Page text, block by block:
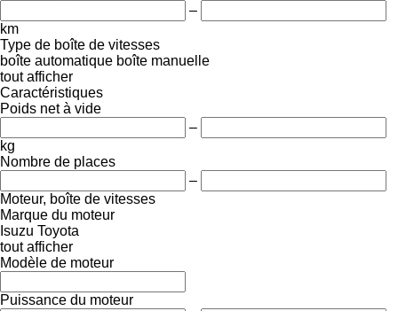
–
km
Type de boîte de vitesses
boîte automatique boîte manuelle
tout afficher
Caractéristiques
Poids net à vide
–
kg
Nombre de places
–
Moteur, boîte de vitesses
Marque du moteur
Isuzu Toyota
tout afficher
Modèle de moteur
Puissance du moteur